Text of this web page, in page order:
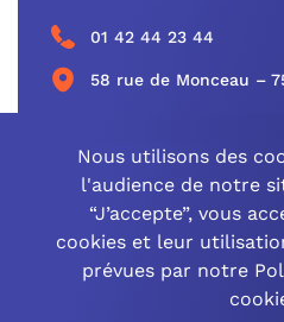
01 42 44 23 44
58 rue de Monceau –
CONTACTEZ-NOUS
OCINEO GRAND EST
Nous utilisons des
l'audience de notre
“J’accepte”, vous
cookies et leur
prévues par notre